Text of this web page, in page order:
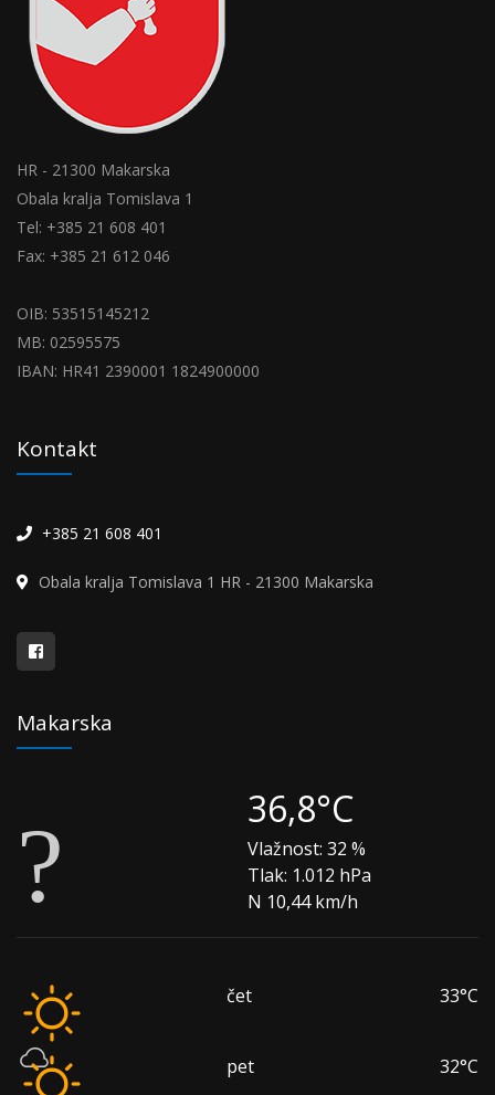
HR - 21300 Makarska
Obala kralja Tomislava 1
Tel: +385 21 608 401
Fax: +385 21 612 046
OIB: 53515145212
MB: 02595575
IBAN: HR41 2390001 1824900000
Kontakt
+385 21 608 401
Obala kralja Tomislava 1 HR - 21300 Makarska
Makarska
36,8°C
Vlažnost: 32 %
Tlak: 1.012 hPa
N 10,44 km/h
čet 33°C
pet 32°C